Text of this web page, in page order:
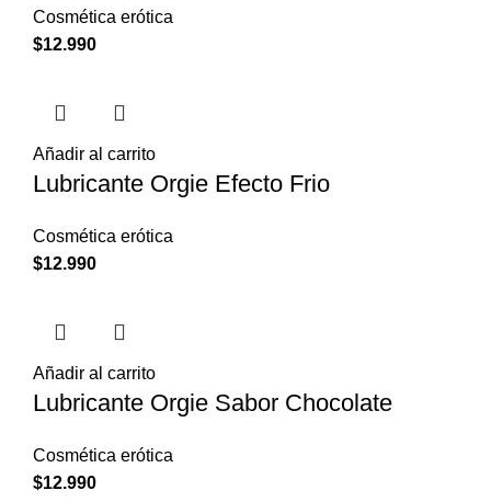
Cosmética erótica
$12.990
Añadir al carrito
Lubricante Orgie Efecto Frio
Cosmética erótica
$12.990
Añadir al carrito
Lubricante Orgie Sabor Chocolate
Cosmética erótica
$12.990